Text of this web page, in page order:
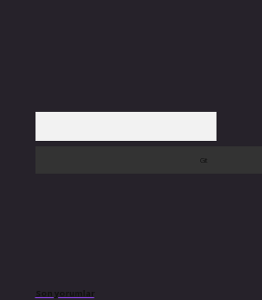
Son yorumlar